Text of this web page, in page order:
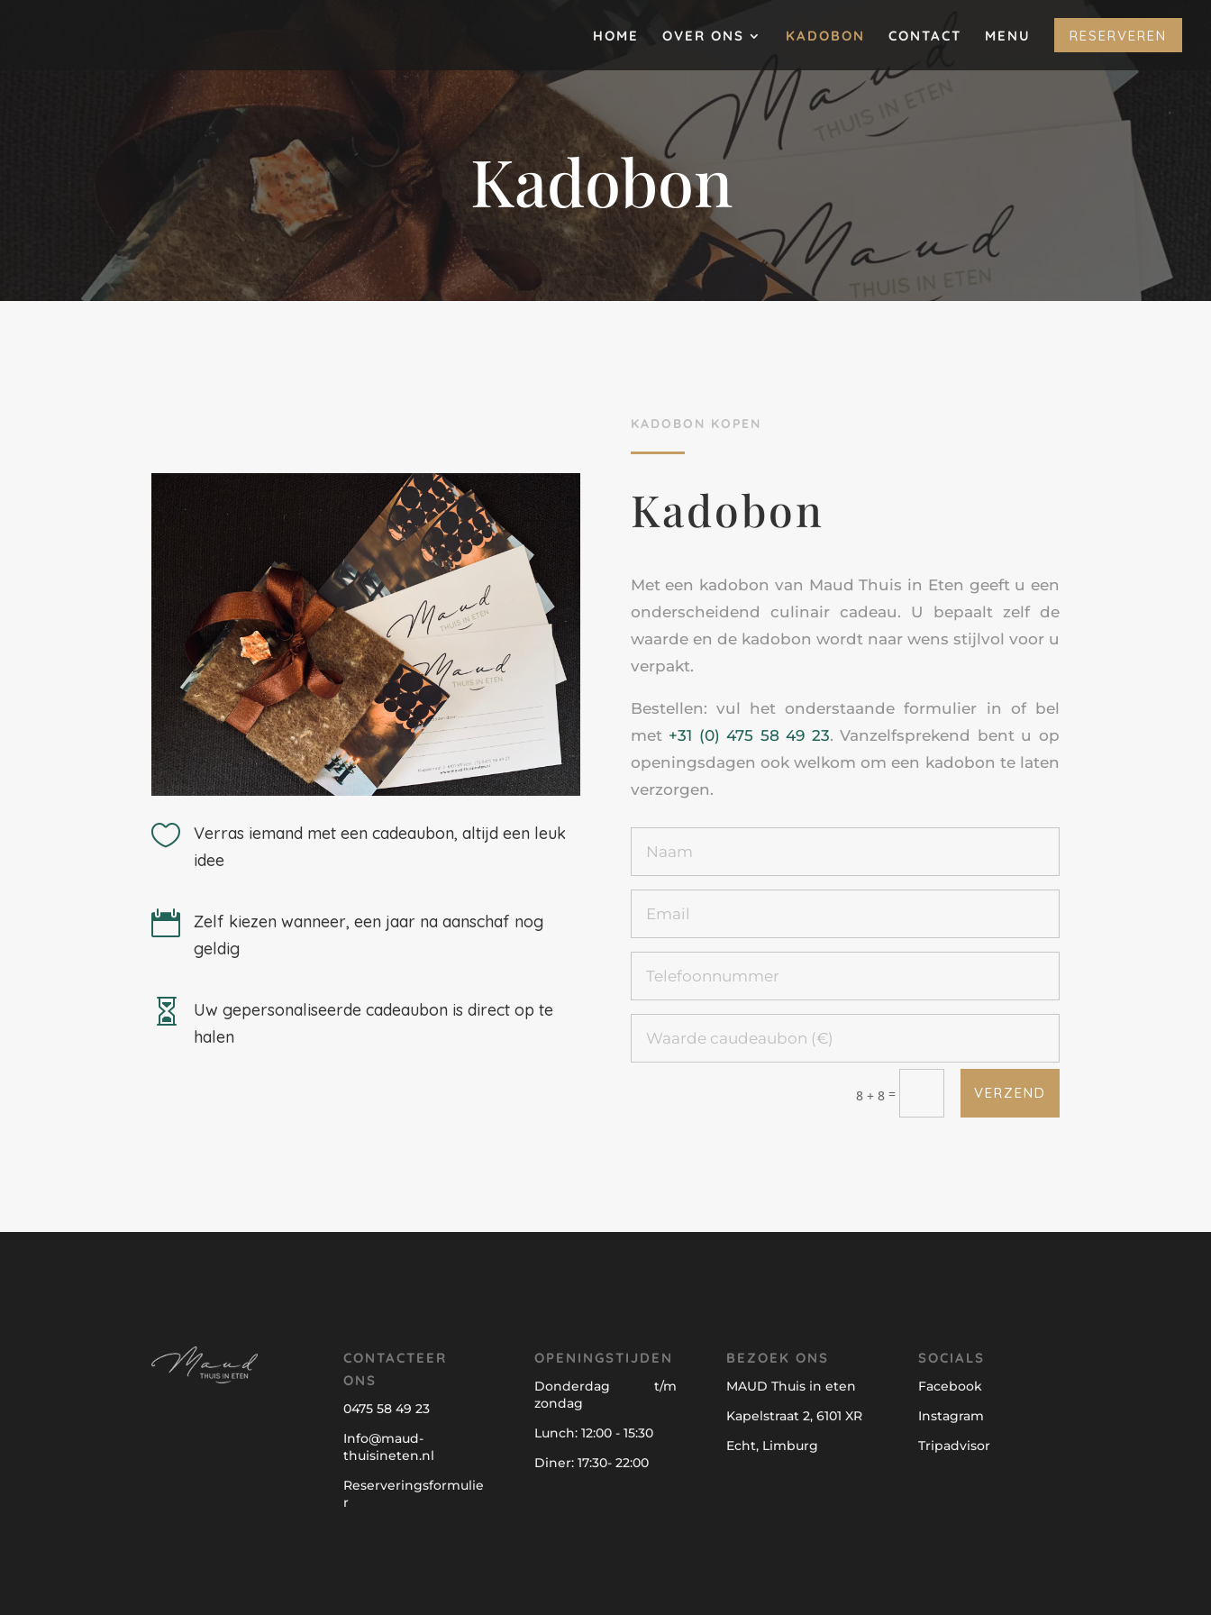
HOME OVER ONS KADOBON CONTACT MENU RESERVEREN
Kadobon

Verras iemand met een cadeaubon, altijd een leuk
idee

Zelf kiezen wanneer, een jaar na aanschaf nog
geldig

Uw gepersonaliseerde cadeaubon is direct op te
halen
KADOBON KOPEN
Kadobon
Met een kadobon van Maud Thuis in Eten geeft u een
onderscheidend culinair cadeau. U bepaalt zelf de
waarde en de kadobon wordt naar wens stijlvol voor u
verpakt.
Bestellen: vul het onderstaande formulier in of bel
met +31 (0) 475 58 49 23. Vanzelfsprekend bent u op
openingsdagen ook welkom om een kadobon te laten
verzorgen.
8 + 8= VERZEND
CONTACTEER
ONS
0475 58 49 23
Info@maud-
thuisineten.nl
Reserveringsformulie
r
OPENINGSTIJDEN
Donderdag t/m
zondag
Lunch: 12:00 - 15:30
Diner: 17:30- 22:00
BEZOEK ONS
MAUD Thuis in eten
Kapelstraat 2, 6101 XR
Echt, Limburg
SOCIALS
Facebook
Instagram
Tripadvisor